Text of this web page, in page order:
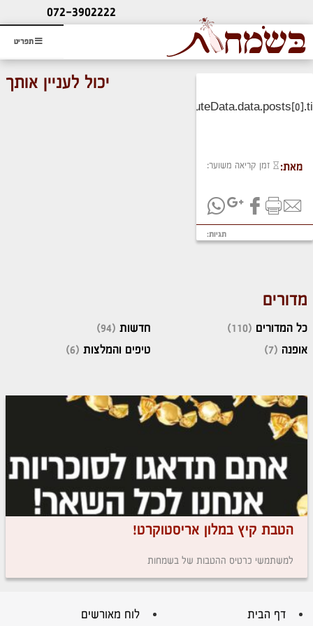
תפריט
ליעוץ חינם
והזמנת כרטיס שמחות
072-3902222
מאת: זמן קריאה משוער:
תגיות:
יכול לעניין אותך
מדורים
כל המדורים (110)
אופנה (7)
חדשות (94)
טיפים והמלצות (6)
הטבת קיץ במלון אריסטוקרט!
למשתמשי כרטיס ההטבות של בשמחות
דף הבית לוח מאורשים